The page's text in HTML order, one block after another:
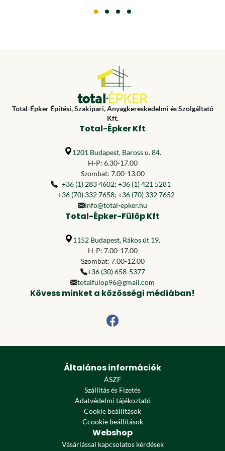
Total-Épker Építési, Szakipari, Anyagkereskedelmi és Szolgáltató
Kft.
Total-Épker Kft
1201 Budapest, Baross u. 84.
H-P: 6.30-17.00
Szombat: 7.00-13.00
+36 (1) 283 4602; +36 (1) 421 5281
+36 (70) 332 7658; +36 (70) 332 7652
info@total-epker.hu
Total-Épker-Fülöp Kft
1152 Budapest, Rákos út 19.
H-P: 7.00-17.00
Szombat: 7.00-12.00
+36 (30) 658-5377
totalfulop96@gmail.com
Kövess minket a közösségi médiában!
Általános információk
ÁSZF
Szállítás és Fizetés
Adatvédelmi tájékoztató
Cookie beállítások
Ccookie beállítások
Webshop
Vásárlással kapcsolatos kérdések